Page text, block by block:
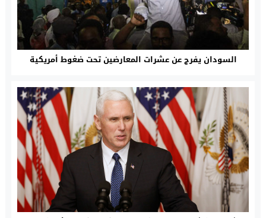
السودان يفرج عن عشرات المعارضين تحت ضغوط أمريكية